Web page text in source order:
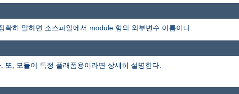
확히 말하면 소스파일에서 module 형의 외부변수 이름이다.
, 모듈이 특정 플래폼용이라면 상세히 설명한다.